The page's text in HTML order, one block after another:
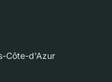
Côte-d'Azur